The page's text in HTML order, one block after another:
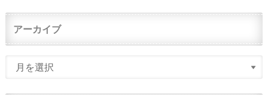
アーカイブ